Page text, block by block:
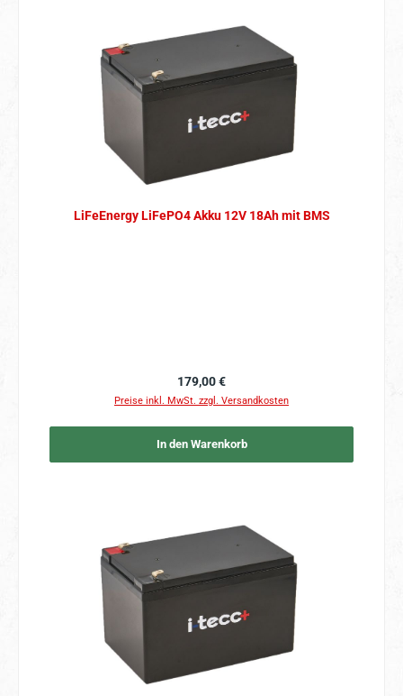
LiFeEnergy LiFePO4 Akku 12V 18Ah mit BMS
Regulärer Preis:
179,00 €
Preise inkl. MwSt. zzgl. Versandkosten
In den Warenkorb